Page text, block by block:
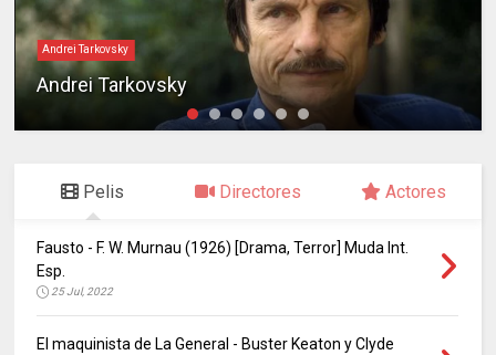
Andrei Tarkovsky
Andrei Tarkovsky
Pelis Directores Actores
Fausto - F. W. Murnau (1926) [Drama, Terror] Muda Int.
Esp.
25 Jul, 2022
El maquinista de La General - Buster Keaton y Clyde